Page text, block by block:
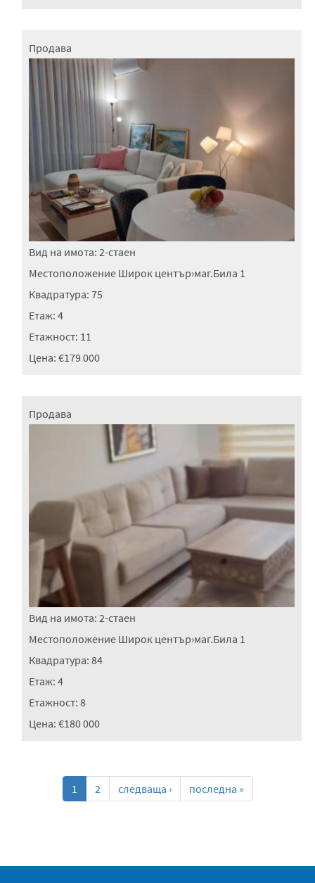
Продава
Вид на имота: 2-стаен
Местоположение Широк център›маг.Била 1
Квадратура: 75
Етаж: 4
Етажност: 11
Цена: €179 000
Продава
Вид на имота: 2-стаен
Местоположение Широк център›маг.Била 1
Квадратура: 84
Етаж: 4
Етажност: 8
Цена: €180 000
1 2 следваща › последна »